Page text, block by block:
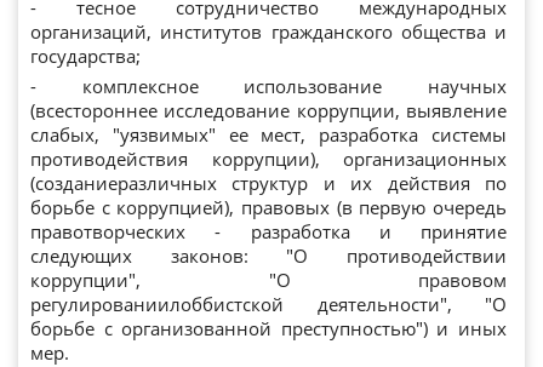
- тесное сотрудничество международных
организаций, институтов гражданского общества и
государства;
- комплексное использование научных
(всестороннее исследование коррупции, выявление
слабых, "уязвимых" ее мест, разработка системы
противодействия коррупции), организационных
(созданиеразличных структур и их действия по
борьбе с коррупцией), правовых (в первую очередь
правотворческих - разработка и принятие
следующих законов: "О противодействии
коррупции", "О правовом
регулированиилоббистской деятельности", "О
борьбе с организованной преступностью") и иных
мер.